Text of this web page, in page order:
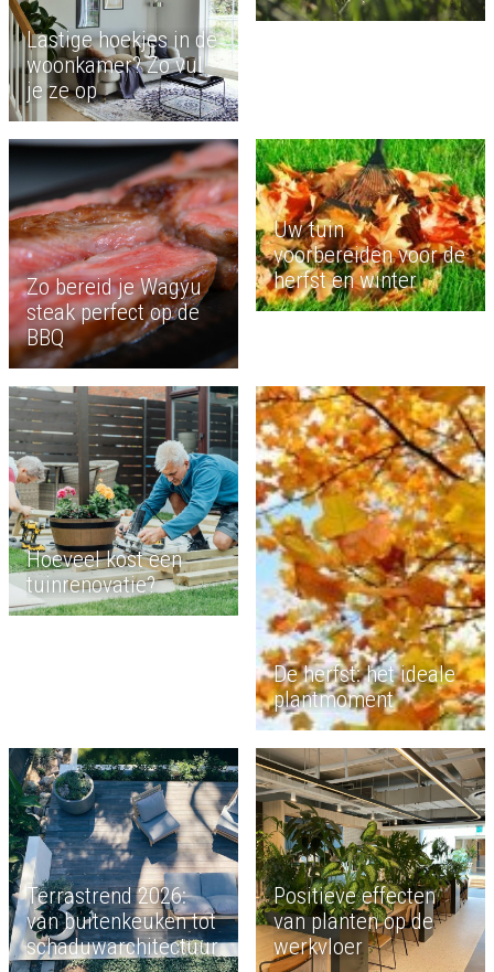
Lastige hoekjes in de
woonkamer? Zo vul
je ze op
Zo bereid je Wagyu
steak perfect op de
BBQ
Uw tuin
voorbereiden voor de
herfst en winter
Hoeveel kost een
tuinrenovatie?
De herfst: het ideale
plantmoment
Terrastrend 2026:
van buitenkeuken tot
schaduwarchitectuur
Positieve effecten
van planten op de
werkvloer